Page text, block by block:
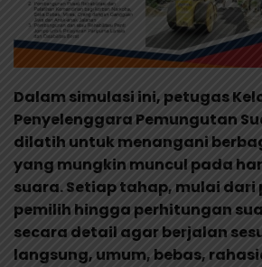
Dalam simulasi ini, petugas
Penyelenggara Pemungutan
dilatih untuk menangani
yang mungkin muncul pada
suara. Setiap tahap, mulai dari
pemilih hingga perhitungan
secara detail agar berjalan
langsung, umum, bebas,